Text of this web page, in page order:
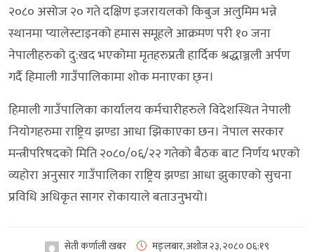
२०८० असोज २० गते दक्षिण इजरायलको किबुज अलुमिम भन्ने
स्थानमा प्यालेस्टाइनको हमास समूहले आक्रमण परी १० जना
नेपालीहरुको दु:खद भएकोमा मृतहरुप्रती हार्दिक श्रद्धाञ्जली अर्पण
गर्दै हिमाली गाउँपालिकामा शोक मनाएका छ्न।
हिमाली गाउँपालिका कार्यालय कर्मचारीहरुले विदेशस्थित नेपाली
नियोगहरुमा राष्ट्रिय झण्डा आधा झिकाएका छन। नेपाल सरकार
मन्त्रीपरिषदको मिति २०८०/०६/२२ गतेको बैठक बाट निर्णय भएको
व्यहोरा अनुसार गाउँपालिका राष्ट्रिय झण्डा आधा झुकाएको सुचना
प्रविधि अधिकृत सागर रोकायाले बताउनुभयो।
सेती कर्णाली खबर मङ्लबार, अशोज २३, २०८०0६:१९